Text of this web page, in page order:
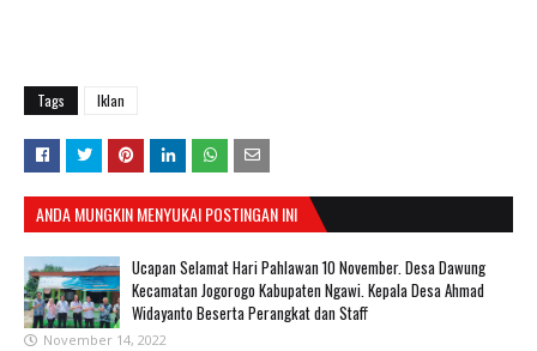
Tags Iklan
ANDA MUNGKIN MENYUKAI POSTINGAN INI
Ucapan Selamat Hari Pahlawan 10 November. Desa Dawung
Kecamatan Jogorogo Kabupaten Ngawi. Kepala Desa Ahmad
Widayanto Beserta Perangkat dan Staff
November 14, 2022